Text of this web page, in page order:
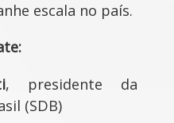
escala no país.
, presidente da
(SDB)